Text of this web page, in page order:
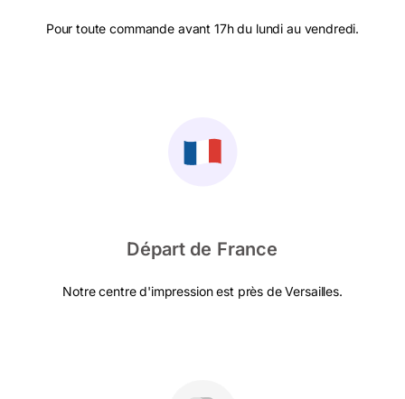
Pour toute commande avant 17h du lundi au vendredi.
Départ de France
Notre centre d'impression est près de Versailles.